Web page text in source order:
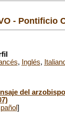
- Pontificio
, Inglés,
del
]